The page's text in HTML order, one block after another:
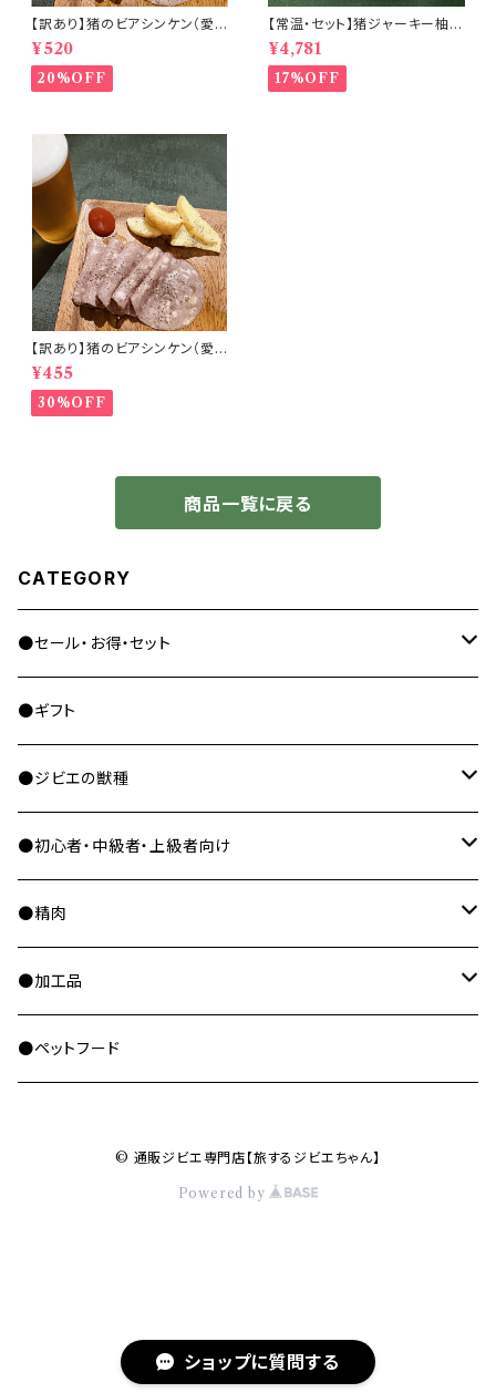
ショップに質問する
【訳あり】猪のビアシンケン（愛
媛）【冷凍】【初心者向】
¥520
20%OFF
【常温・セット】猪ジャーキー柚子
胡椒20g(愛媛)×8個【初心者
向】
¥4,781
17%OFF
【訳あり】猪のビアシンケン（愛
媛県）【冷凍】【初心者向】
¥455
30%OFF
商品一覧に戻る
CATEGORY
●セール・お得・セット
セール・お得商品
セット商品
●ギフト
●ジビエの獣種
ヒグマ
ツキノワグマ
エゾシカ
ニホンジカ
●初心者・中級者・上級者向け
初心者向け
中級者向け
上級者向け
●精肉
ブロック
ミンチ
●加工品
骨付き肉
●ペットフード
© 通販ジビエ専門店【旅するジビエちゃん】
Powered by